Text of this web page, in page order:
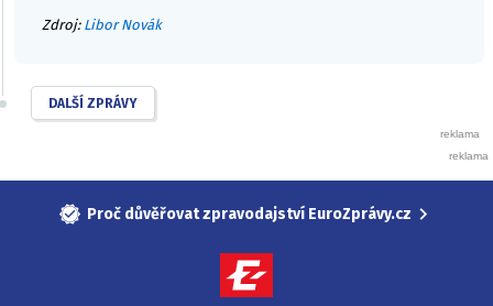
Zdroj: Libor Novák
DALŠÍ ZPRÁVY
Proč důvěřovat zpravodajství EuroZprávy.cz